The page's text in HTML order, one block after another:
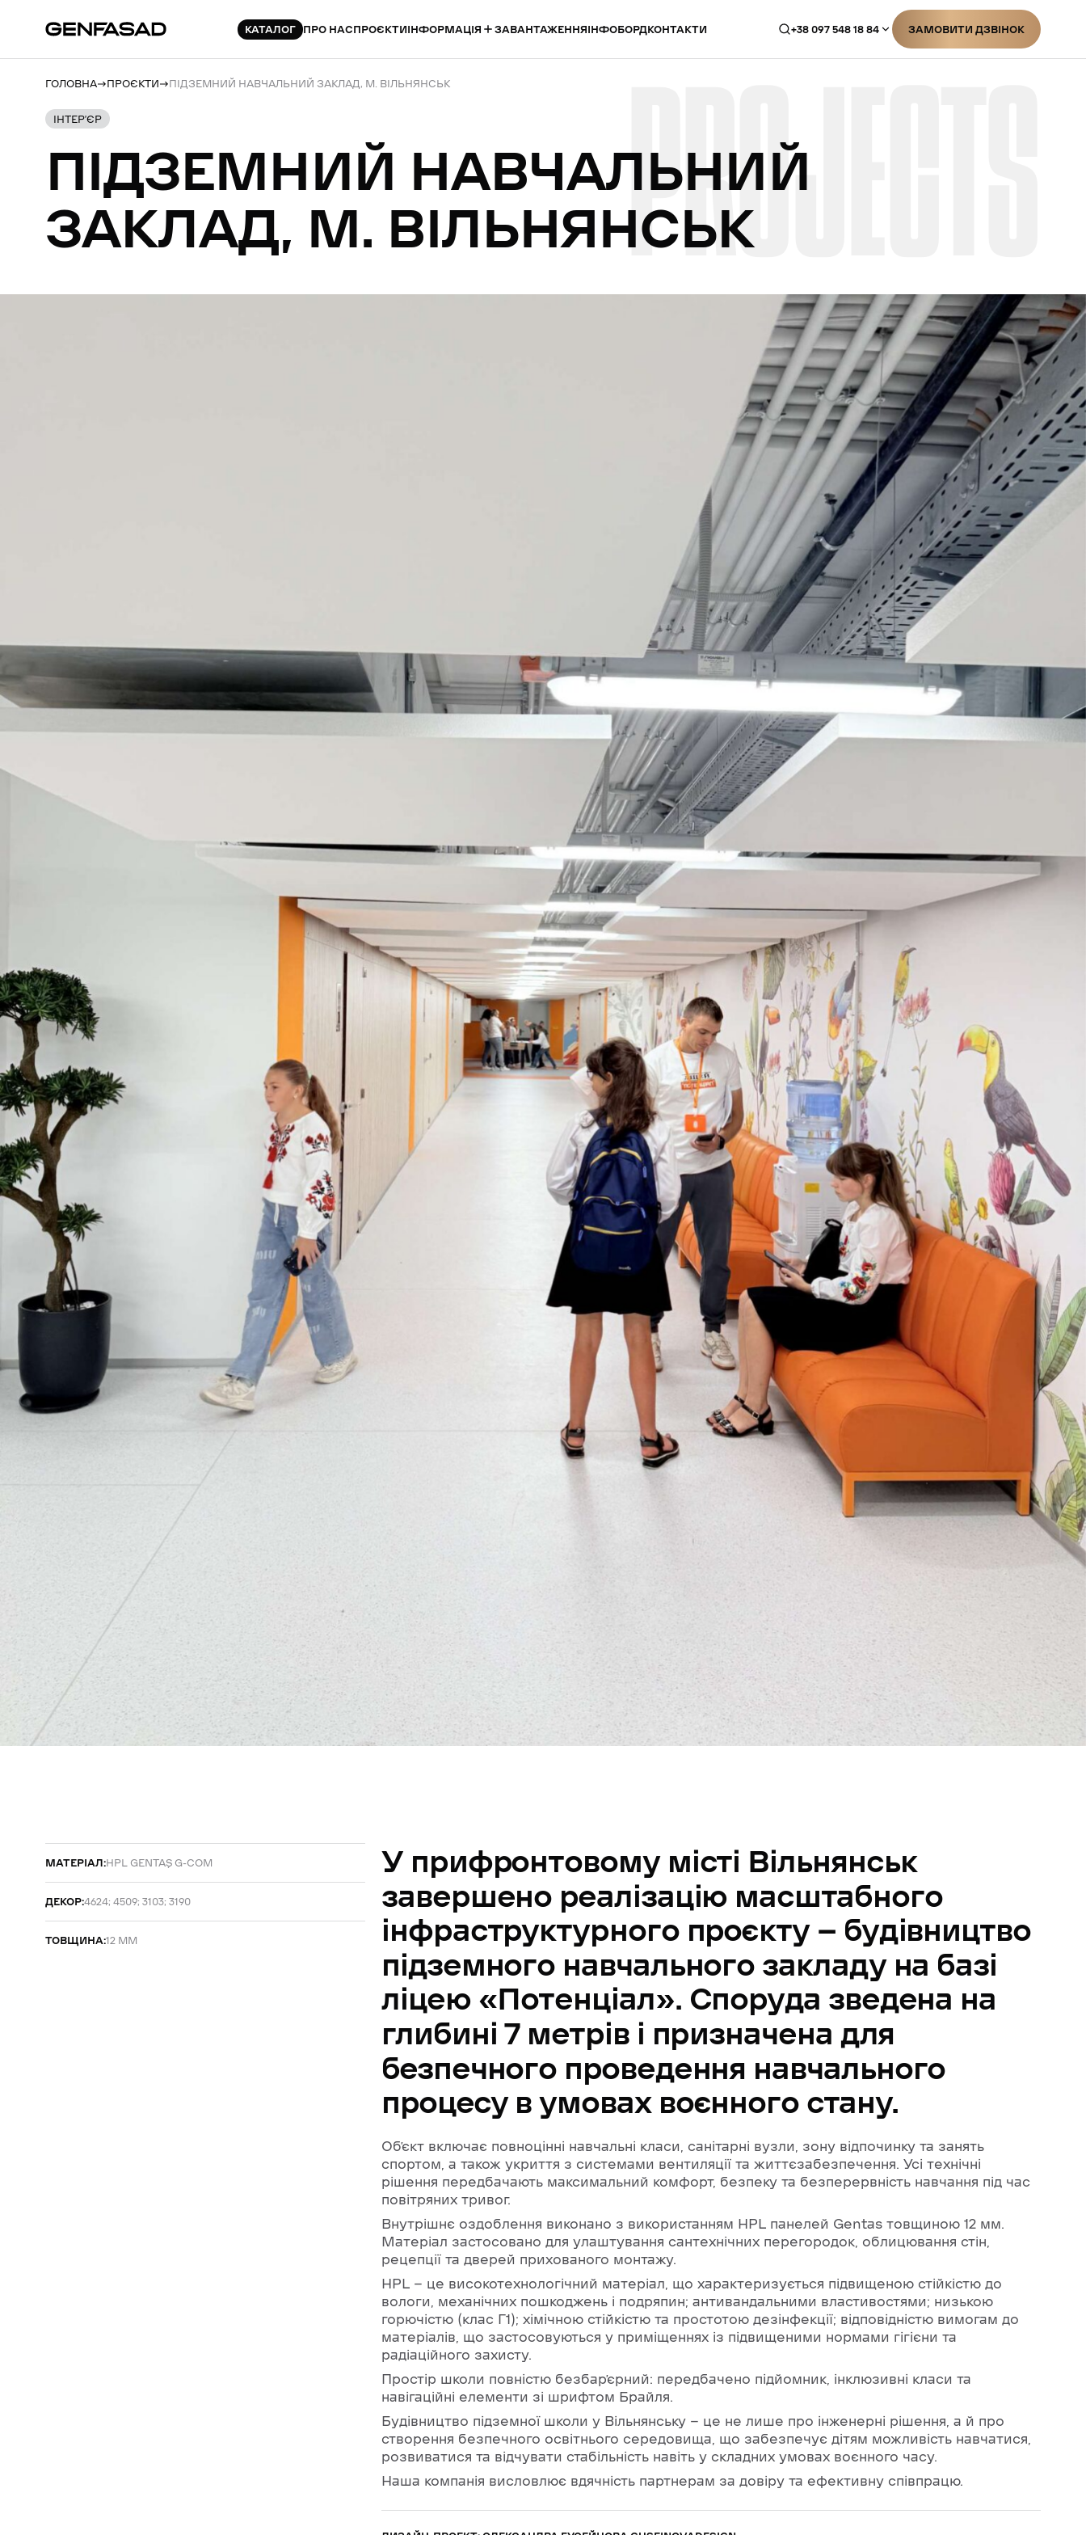
КАТАЛОГ ПРО НАСПРОЄКТИІНФОРМАЦІЯ ЗАВАНТАЖЕННЯІНФОБОРДКОНТАКТИ +38 097 548 18 84 ЗАМОВИТИ ДЗВІНОК
ГОЛОВНА ПРОЄКТИ ПІДЗЕМНИЙ НАВЧАЛЬНИЙ ЗАКЛАД, М. ВІЛЬНЯНСЬК
ІНТЕР’ЄР
ПІДЗЕМНИЙ НАВЧАЛЬНИЙ
ЗАКЛАД, М. ВІЛЬНЯНСЬКPROJECTS
МАТЕРІАЛ:HPL GENTAŞ G-COM
ДЕКОР:4624; 4509; 3103; 3190
ТОВЩИНА:12 ММ
У прифронтовому місті Вільнянськ
завершено реалізацію масштабного
інфраструктурного проєкту — будівництво
підземного навчальногозакладу на базі
ліцею «Потенціал». Споруда зведена на
глибині 7 метрів і призначена для
безпечного проведення навчального
процесу вумовах воєнногостану.
Об’єкт включає повноцінні навчальні класи, санітарні вузли, зону відпочинку та занять
спортом, а також укриття з системами вентиляції та життєзабезпечення. Усі технічні
рішення передбачають максимальний комфорт, безпеку та безперервність навчання під час
повітряних тривог.
Внутрішнє оздоблення виконано з використанням HPL панелей Gentas товщиною 12 мм.
Матеріал застосовано для улаштування сантехнічних перегородок, облицювання стін,
рецепції та дверей прихованого монтажу.
HPL — це високотехнологічний матеріал, що характеризується підвищеною стійкістю до
вологи, механічних пошкоджень і подряпин; антивандальними властивостями; низькою
горючістю (клас Г1); хімічною стійкістю та простотою дезінфекції; відповідністю вимогам до
матеріалів, що застосовуються у приміщеннях із підвищеними нормами гігієни та
радіаційного захисту.
Простір школи повністю безбар’єрний: передбачено підйомник, інклюзивні класи та
навігаційні елементи зі шрифтом Брайля.
Будівництво підземної школи у Вільнянську — це не лише про інженерні рішення, а й про
створення безпечного освітнього середовища, що забезпечує дітям можливість навчатися,
розвиватися та відчувати стабільність навіть у складних умовах воєнного часу.
Наша компанія висловлює вдячність партнерам за довіру та ефективну співпрацю.